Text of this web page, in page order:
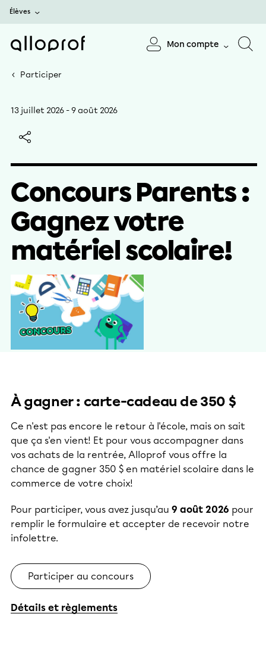
Élèves
Mon compte
Participer
13 juillet 2026 -9 août 2026
Concours Parents :
Gagnez votre
matériel scolaire!
À gagner : carte-cadeau de 350 $
Ce n'est pas encore le retour à l'école, mais on sait
que ça s'en vient! Et pour vous accompagner dans
vos achats de la rentrée, Alloprof vous offre la
chance de gagner 350 $ en matériel scolaire dans le
commerce de votre choix!
Pour participer, vous avez jusqu’au 9 août 2026 pour
remplir le formulaire et accepter de recevoir notre
infolettre.
Participer au concours
Détails et règlements